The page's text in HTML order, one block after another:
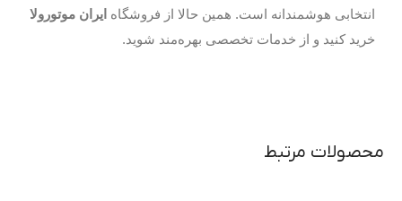
انتخابی هوشمندانه است. همین حالا از فروشگاه ایران موتورولا
خرید کنید و از خدمات تخصصی بهره‌مند شوید.
محصولات مرتبط